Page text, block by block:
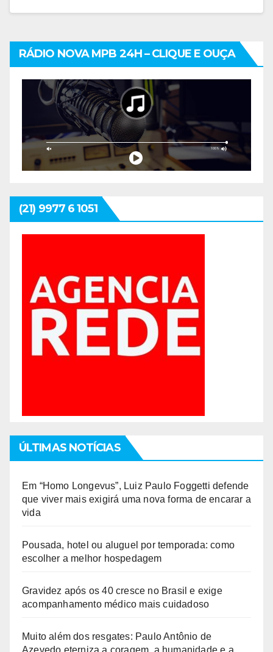
RÁDIO NOVA MPB 24H – CLIQUE E OUÇA
(21) 9977 6 1051
ÚLTIMAS NOTÍCIAS
Em “Homo Longevus”, Luiz Paulo Foggetti defende
que viver mais exigirá uma nova forma de encarar a
vida
Pousada, hotel ou aluguel por temporada: como
escolher a melhor hospedagem
Gravidez após os 40 cresce no Brasil e exige
acompanhamento médico mais cuidadoso
Muito além dos resgates: Paulo Antônio de
Azevedo eterniza a coragem, a humanidade e a